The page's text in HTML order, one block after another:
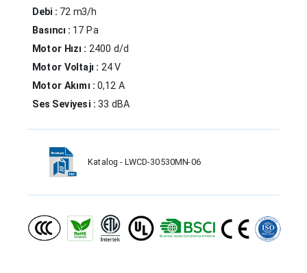
Debi : 72 m3/h
Basıncı : 17 Pa
Motor Hızı : 2400 d/d
Motor Voltajı : 24 V
Motor Akımı :0,12 A
Ses Seviyesi :33 dBA
Katalog - LWCD-30530MN-06